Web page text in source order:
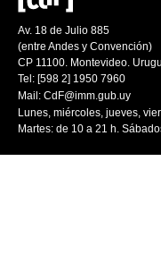
Av. 18 de Julio 885
(entre Andes y Convención)
CP 11100. Montevideo.
Tel: [598 2] 1950 7960
Mail: CdF@imm.gub.uy
Lunes, miércoles, jueves,
Martes: de 10 a 21 h.